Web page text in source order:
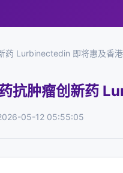
药 Lurbinectedin 即将惠及香港
抗肿瘤创新药
05-12 05:55:05